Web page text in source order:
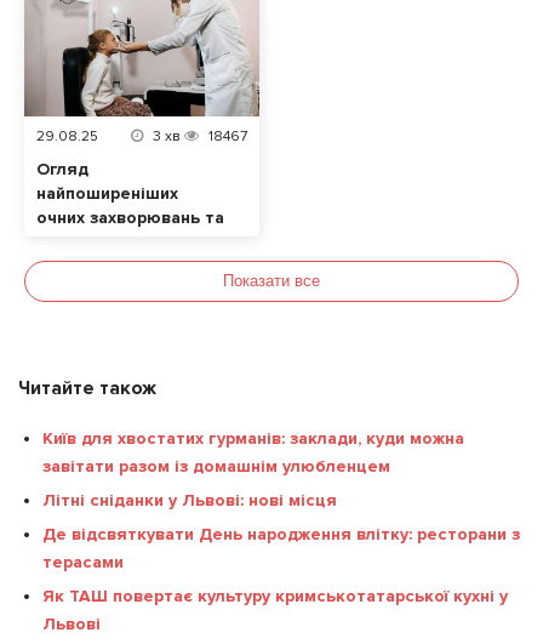
29.08.25 3 хв 18467
Огляд
найпоширеніших
очних захворювань та
продукти позитивно
Показати все
Читайте також
Київ для хвостатих гурманів: заклади, куди можна
завітати разом із домашнім улюбленцем
Літні сніданки у Львові: нові місця
Де відсвяткувати День народження влітку: ресторани з
терасами
Як ТАШ повертає культуру кримськотатарської кухні у
Львові